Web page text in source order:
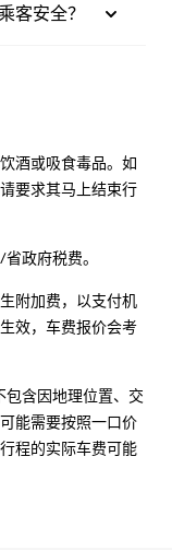
客安全？
酒或吸食毒品。如
要求其马上结束行
政府税费。
附加费，以支付机
效，车费报价会考
含因地理位置、交
能需要按照一口价
程的实际车费可能